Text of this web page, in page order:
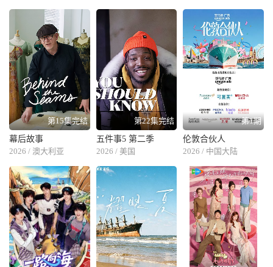
第15集完结
幕后故事
2026 / 澳大利亚
第22集完结
五件事5 第二季
2026 / 美国
第1期
伦敦合伙人
2026 / 中国大陆